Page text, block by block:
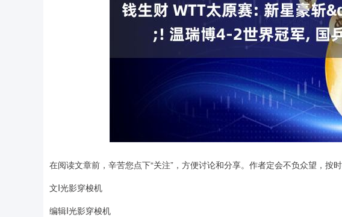
在阅读文章前，辛苦您点下“关注”，方便讨论和分享。作者定会不负众望，按
文I光影穿梭机
编辑I光影穿梭机